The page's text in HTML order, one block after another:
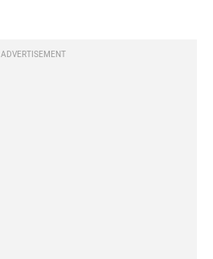
ADVERTISEMENT